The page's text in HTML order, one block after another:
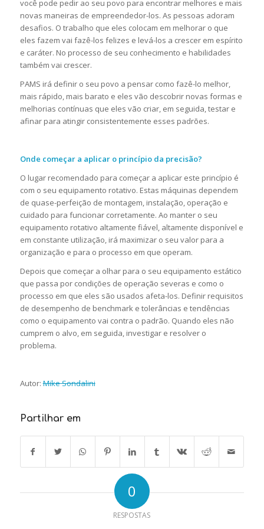
você pode pedir ao seu povo para encontrar melhores e mais
novas maneiras de empreendedor-los. As pessoas adoram
desafios. O trabalho que eles colocam em melhorar o que
eles fazem vai fazê-los felizes e levá-los a crescer em espírito
e caráter. No processo de seu conhecimento e habilidades
também vai crescer.
PAMS irá definir o seu povo a pensar como fazê-lo melhor,
mais rápido, mais barato e eles vão descobrir novas formas e
melhorias contínuas que eles vão criar, em seguida, testar e
afinar para atingir consistentemente esses padrões.
Onde começar a aplicar o princípio da precisão?
O lugar recomendado para começar a aplicar este princípio é
com o seu equipamento rotativo. Estas máquinas dependem
de quase-perfeição de montagem, instalação, operação e
cuidado para funcionar corretamente. Ao manter o seu
equipamento rotativo altamente fiável, altamente disponível e
em constante utilização, irá maximizar o seu valor para a
organização e para o processo em que operam.
Depois que começar a olhar para o seu equipamento estático
que passa por condições de operação severas e como o
processo em que eles são usados afeta-los. Definir requisitos
de desempenho de benchmark e tolerâncias e tendências
como o equipamento vai contra o padrão. Quando eles não
cumprem o alvo, em seguida, investigar e resolver o
problema.
Autor:Mike Sondalini
Partilhar em
0
RESPOSTAS